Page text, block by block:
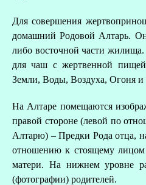
Для совершения
домашний Родовой Алтарь. Он
либо восточной части
для чаш с жертвенной
Земли, Воды, Воздуха, Огоня
На Алтаре помещаются
правой стороне (левой по
Алтарю) – Предки Рода отца,
отношению к стоящему
матери. На нижнем уровне
(фотографии) родителей.